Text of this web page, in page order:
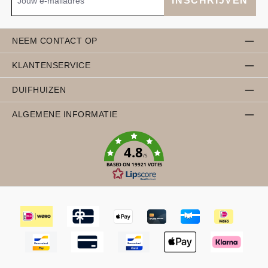
NEEM CONTACT OP
KLANTENSERVICE
DUIFHUIZEN
ALGEMENE INFORMATIE
4.8/5
BASED ON 19921 VOTES